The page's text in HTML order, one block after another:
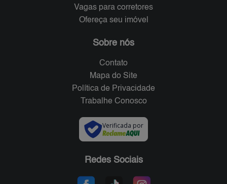
Vagas para corretores
Ofereça seu imóvel
Sobre nós
Contato
Mapa do Site
Política de Privacidade
Trabalhe Conosco
Verificada por
Redes Sociais